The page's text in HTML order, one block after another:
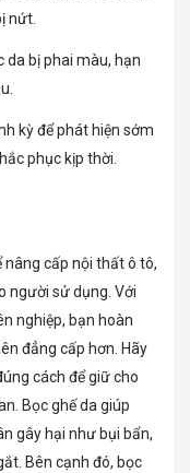
nứt.
da bị phai màu, hạn
kỳ để phát hiện sớm
phục kịp thời.
nâng cấp nội thất ô tô,
người sử dụng. Với
nghiệp, bạn hoàn
đẳng cấp hơn. Hãy
cách để giữ cho
Bọc ghế da giúp
gây hại như bụi bẩn,
Bên cạnh đó, bọc